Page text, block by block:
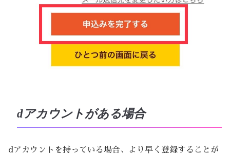
dアカウントがある場合
dアカウントを持っている場合、より早く登録することが